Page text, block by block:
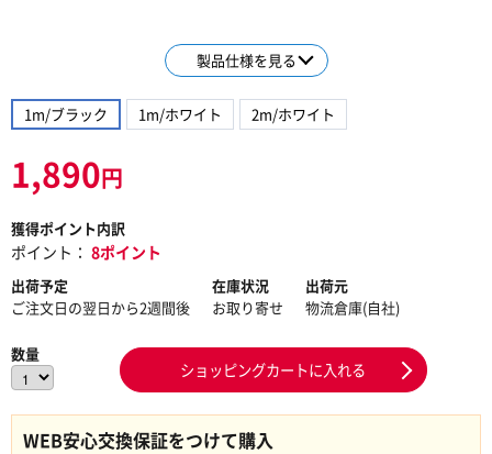
製品仕様を見る
1m/ブラック 1m/ホワイト 2m/ホワイト
1,890円
獲得ポイント内訳
ポイント： 8ポイント
出荷予定
ご注文日の翌日から2週間後
在庫状況
お取り寄せ
出荷元
物流倉庫(自社)
数量
ショッピングカートに入れる
WEB安心交換保証をつけて購入